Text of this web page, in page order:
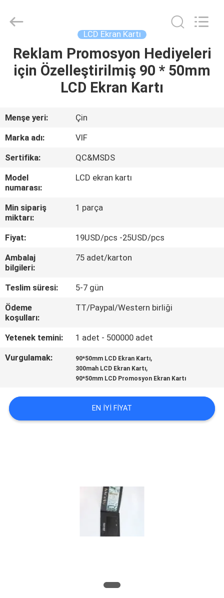
EV
HAKKIMIZDA
FABRIKA
TURU
KALITE
KONTROL
BIZIMLE
ILETIŞIME
ISTEĞI
SITE
HARITASI
Reserved.
LCD Ekran Kartı
Reklam Promosyon Hediyeleri
için Özelleştirilmiş 90 * 50mm
LCD Ekran Kartı
Menşe yeri:
Çin
Marka adı:
VIF
Sertifika:
QC&MSDS
Model
numarası:
LCD ekran kartı
Min sipariş
miktarı:
1 parça
Fiyat:
19USD/pcs -25USD/pcs
Ambalaj
bilgileri:
75 adet/karton
Teslim süresi:
5-7 gün
Ödeme
koşulları:
TT/Paypal/Western birliği
Yetenek temini:
1 adet - 500000 adet
Vurgulamak:
90*50mm LCD Ekran Kartı,
300mah LCD Ekran Kartı,
90*50mm LCD Promosyon Ekran Kartı
EN IYI FIYAT